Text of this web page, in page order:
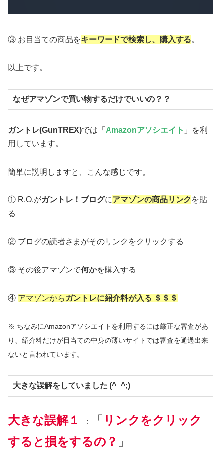
③ お目当ての商品をキーワードで検索し、購入する。
以上です。
なぜアマゾンで買い物するだけでいいの？？
ガントレ(GunTREX)では「 Amazonアソシエイト 」を利
用しています。
簡単に説明しますと、こんな感じです。
① R.O.がガントレ！ブログにアマゾンの商品リンク を貼
る
② ブログの読者さまがそのリンクをクリックする
③ その後アマゾンで何かを購入する
④ アマゾンから ガントレに紹介料が入る ＄＄＄
※ ちなみにAmazonアソシエイトを利用するには厳正な審査があ
り、紹介料だけが目当ての中身の薄いサイトでは審査を通過出来
ないと言われています。
大きな誤解をしていました (^_^;)
大きな誤解１ ： 「 リンクをクリック
すると損をするの？ 」